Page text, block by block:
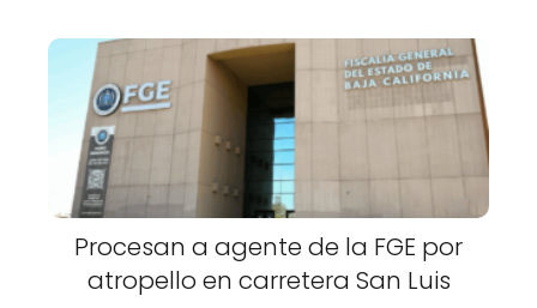
Procesan a agente de la FGE por
atropello en carretera San Luis